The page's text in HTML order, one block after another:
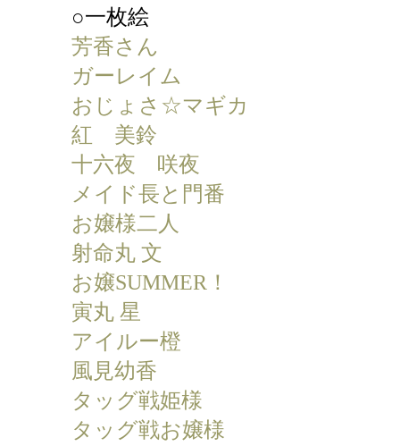
○一枚絵
芳香さん
ガーレイム
おじょさ☆マギカ
紅 美鈴
十六夜 咲夜
メイド長と門番
お嬢様二人
射命丸 文
お嬢SUMMER！
寅丸 星
アイルー橙
風見幼香
タッグ戦姫様
タッグ戦お嬢様